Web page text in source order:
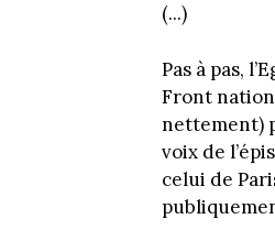
(...)
Pas à pas,
Front
nettement)
voix de
celui de